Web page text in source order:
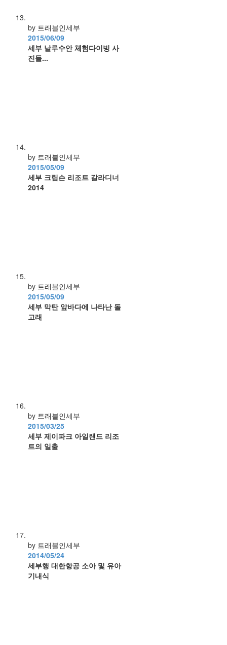
by 트래블인세부
2015/06/09
세부 날루수안 체험다이빙 사
진들...
by 트래블인세부
2015/05/09
세부 크림슨 리조트 갈라디너
2014
by 트래블인세부
2015/05/09
세부 막탄 앞바다에 나타난 돌
고래
by 트래블인세부
2015/03/25
세부 제이파크 아일랜드 리조
트의 일출
by 트래블인세부
2014/05/24
세부행 대한항공 소아 및 유아
기내식